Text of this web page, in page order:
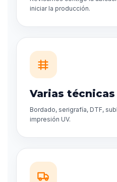
iniciar la producción.
Varias técnicas
Bordado, serigrafía, DTF,
impresión UV.